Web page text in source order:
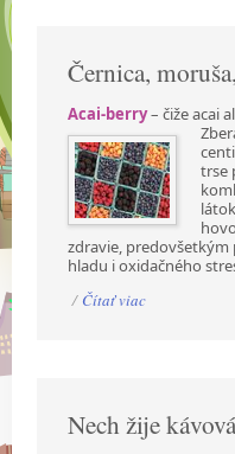
Černica,
Acai-berry– čiže acai
trse
zdravie,
hladu i oxidačného
/ Čítať viac
Nech žije